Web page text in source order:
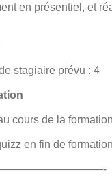
en présentiel, et
stagiaire prévu : 4
cours de la formation
en fin de formation